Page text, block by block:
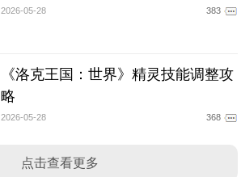
2026-05-28 383
《洛克王国：世界》精灵技能调整攻
略
2026-05-28 368
点击查看更多